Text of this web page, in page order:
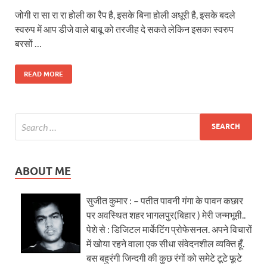
जोगी रा सा रा रा होली का रैप है, इसके बिना होली अधूरी है, इसके बदले
स्वरुप में आप डीजे वाले बाबू को तरजीह दे सकते लेकिन इसका स्वरुप
बरसों …
READ MORE
ABOUT ME
सुजीत कुमार : – पतीत पावनी गंगा के पावन कछार
पर अवस्थित शहर भागलपुर(बिहार ) मेरी जन्मभूमी..
पेशे से : डिजिटल मार्केटिंग प्रोफेसनल. अपने विचारों
में खोया रहने वाला एक सीधा संवेदनशील व्यक्ति हूँ.
बस बहुरंगी जिन्दगी की कुछ रंगों को समेटे टूटे फूटे